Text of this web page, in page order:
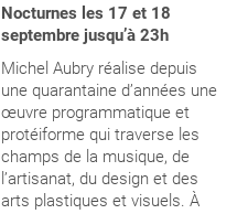
Nocturnes les 17 et 18
septembre jusqu’à 23h
Michel Aubry réalise depuis
une quarantaine d’années une
œuvre programmatique et
protéiforme qui traverse les
champs de la musique, de
l’artisanat, du design et des
arts plastiques et visuels. À